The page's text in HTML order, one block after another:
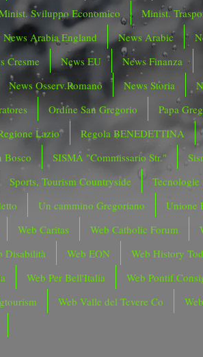
Sviluppo Economico
Minist.
News Arabia England News Arabic
Cresme News EU
News Finanza
News Osserv.Romano News Storia
Ordine San Gregorio
Papa
Lazio
Regola BENEDETTINA
Bosco SISMA "Commissario Str."
Sports, Tourism Countryside
Tecnologie
Un cammino Gregoriano
Unione
Web Caritas Web Catholic Forum
Disabilità Web EON
Web History
Web Per Bell'Italia
Web
Web Valle del Tevere Co